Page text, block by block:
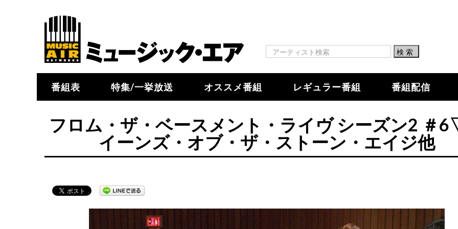
番組表 特集/一挙放送 オススメ番組 レギュラー番組 番組配信
フロム・ザ・ベースメント・ライヴ シーズン2 ＃
イーンズ・オブ・ザ・ストーン・エイジ他